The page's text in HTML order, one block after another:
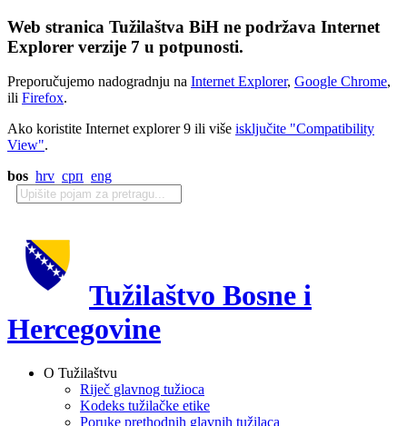
Web stranica Tužilaštva BiH ne podržava Internet
Explorer verzije 7 u potpunosti.
Preporučujemo nadogradnju na Internet Explorer, Google Chrome,
ili Firefox.
Ako koristite Internet explorer 9 ili više isključite "Compatibility
View".
bos hrv срп eng
Tužilaštvo Bosne i
Hercegovine
O Tužilaštvu
Riječ glavnog tužioca
Kodeks tužilačke etike
Poruke prethodnih glavnih tužilaca